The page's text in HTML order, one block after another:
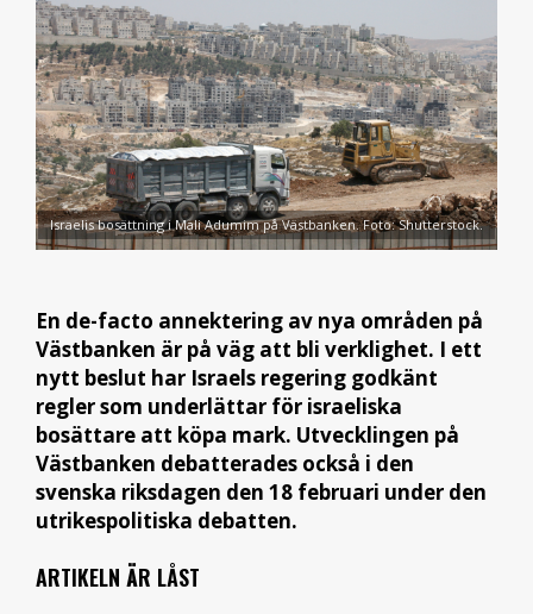
Israelis bosättning i Mali Adumim på Västbanken. Foto: Shutterstock.
En de-facto annektering av nya områden på
Västbanken är på väg att bli verklighet. I ett
nytt beslut har Israels regering godkänt
regler som underlättar för israeliska
bosättare att köpa mark. Utvecklingen på
Västbanken debatterades också i den
svenska riksdagen den 18 februari under den
utrikespolitiska debatten.
ARTIKELN ÄR LÅST